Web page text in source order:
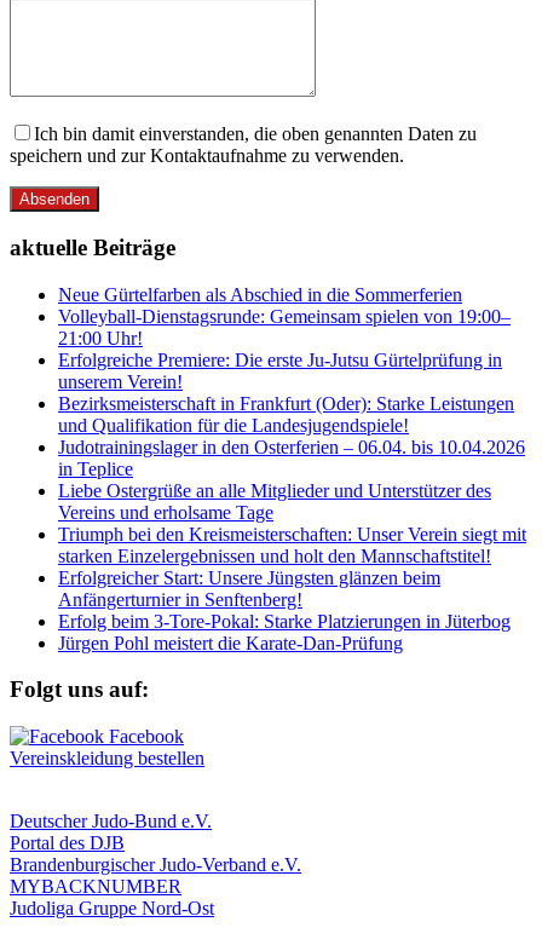
Ich bin damit einverstanden, die oben genannten Daten zu
speichern und zur Kontaktaufnahme zu verwenden.
Absenden
aktuelle Beiträge
Neue Gürtelfarben als Abschied in die Sommerferien
Volleyball-Dienstagsrunde: Gemeinsam spielen von 19:00–
21:00 Uhr!
Erfolgreiche Premiere: Die erste Ju-Jutsu Gürtelprüfung in
unserem Verein!
Bezirksmeisterschaft in Frankfurt (Oder): Starke Leistungen
und Qualifikation für die Landesjugendspiele!
Judotrainingslager in den Osterferien – 06.04. bis 10.04.2026
in Teplice
Liebe Ostergrüße an alle Mitglieder und Unterstützer des
Vereins und erholsame Tage
Triumph bei den Kreismeisterschaften: Unser Verein siegt mit
starken Einzelergebnissen und holt den Mannschaftstitel!
Erfolgreicher Start: Unsere Jüngsten glänzen beim
Anfängerturnier in Senftenberg!
Erfolg beim 3-Tore-Pokal: Starke Platzierungen in Jüterbog
Jürgen Pohl meistert die Karate-Dan-Prüfung
Folgt uns auf:
Vereinskleidung bestellen
Deutscher Judo-Bund e.V.
Portal des DJB
Brandenburgischer Judo-Verband e.V.
MYBACKNUMBER
Judoliga Gruppe Nord-Ost